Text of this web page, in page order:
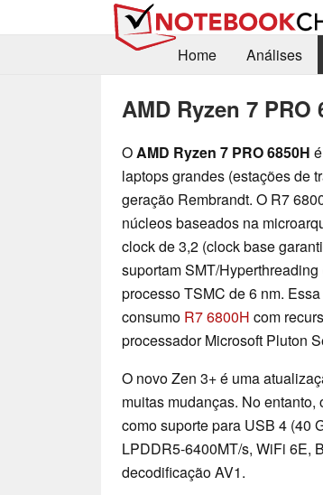
Home
Análises
AMD Ryzen 7 PRO
OAMD Ryzen 7 PRO 6850H
laptops grandes (estações de
geração Rembrandt. O R7
núcleos baseados na
clock de 3,2 (clock base
suportam SMT/
processo TSMC de 6 nm.
consumo R7 6800H com
processador Microsoft Pluton
O novo Zen 3+ é uma
muitas mudanças. No
como suporte para USB 4 (40
LPDDR5-6400MT/s, WiFi 6E,
decodificação AV1.